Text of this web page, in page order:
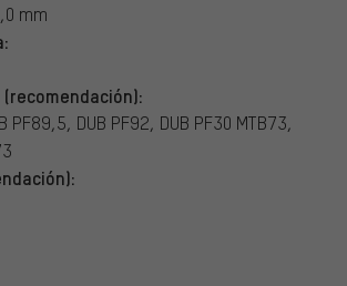
mm
PF89,5, DUB PF92, DUB PF30 MTB73,